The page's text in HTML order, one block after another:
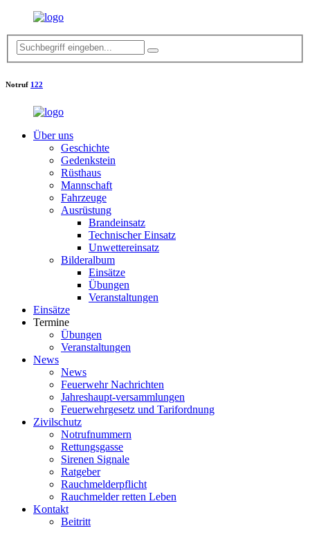
Notruf 122
Über uns
Geschichte
Gedenkstein
Rüsthaus
Mannschaft
Fahrzeuge
Ausrüstung
Brandeinsatz
Technischer Einsatz
Unwettereinsatz
Bilderalbum
Einsätze
Übungen
Veranstaltungen
Einsätze
Termine
Übungen
Veranstaltungen
News
News
Feuerwehr Nachrichten
Jahreshaupt-versammlungen
Feuerwehrgesetz und Tarifordnung
Zivilschutz
Notrufnummern
Rettungsgasse
Sirenen Signale
Ratgeber
Rauchmelderpflicht
Rauchmelder retten Leben
Kontakt
Beitritt